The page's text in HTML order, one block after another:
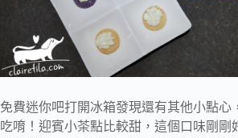
免費迷你吧打開冰箱發現還有其他小點心
吃唷！迎賓小茶點比較甜，這個口味剛剛